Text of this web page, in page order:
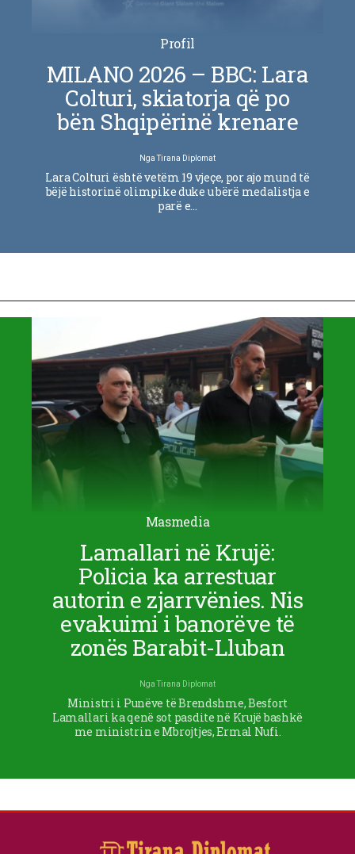
Profil
MILANO 2026 – BBC: Lara
Colturi, skiatorja që po
bën Shqipërinë krenare
NgaTirana Diplomat
Lara Colturi është vetëm 19 vjeçe, por ajo mund të
bëjë historinë olimpike duke u bërë medalistja e
parë e…
Masmedia
Lamallari në Krujë:
Policia ka arrestuar
autorin e zjarrvënies. Nis
evakuimi i banorëve të
zonës Barabit-Lluban
Nga Tirana Diplomat
Ministri i Punëve të Brendshme, Besfort
Lamallari ka qenë sot pasdite në Krujë bashkë
me ministrin e Mbrojtjes, Ermal Nufi.